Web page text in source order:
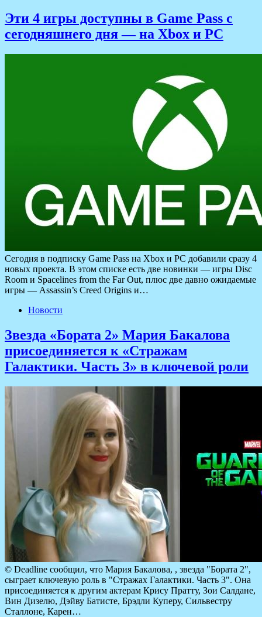
Эти 4 игры доступны в Game Pass с
сегодняшнего дня — на Xbox и PC
Сегодня в подписку Game Pass на Xbox и PC добавили сразу 4
новых проекта. В этом списке есть две новинки — игры Disc
Room и Spacelines from the Far Out, плюс две давно ожидаемые
игры — Assassin’s Creed Origins и…
Новости
Звезда «Бората 2» Мария Бакалова
присоединяется к «Стражам
Галактики. Часть 3» в ключевой роли
© Deadline сообщил, что Мария Бакалова, , звезда "Бората 2",
сыграет ключевую роль в "Стражах Галактики. Часть 3". Она
присоединяется к другим актерам Крису Пратту, Зои Салдане,
Вин Дизелю, Дэйву Батисте, Брэдли Куперу, Сильвестру
Сталлоне, Карен…